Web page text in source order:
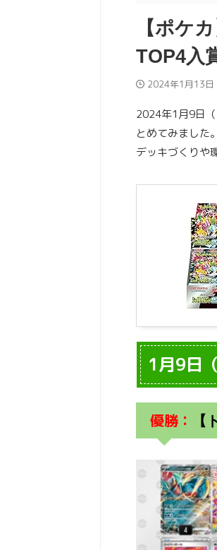
【ポケ
TOP4入
2024年1月13日
2024年1月9日
とめてみました。
デッキづくりや
1月9日
優勝： 【